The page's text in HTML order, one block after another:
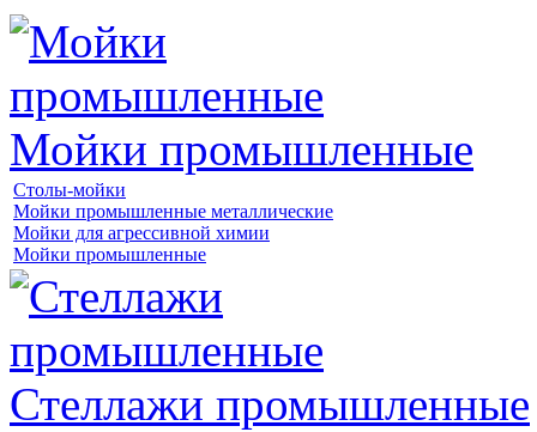
Мойки промышленные
Столы-мойки
Мойки промышленные металлические
Мойки для агрессивной химии
Мойки промышленные
Стеллажи промышленные